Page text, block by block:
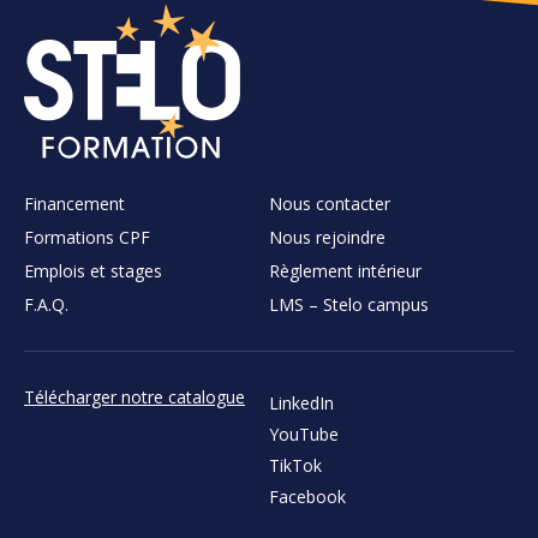
Financement
Formations CPF
Emplois et stages
F.A.Q.
Nous contacter
Nous rejoindre
Règlement intérieur
LMS – Stelo campus
Télécharger notre catalogue
LinkedIn
YouTube
TikTok
Facebook